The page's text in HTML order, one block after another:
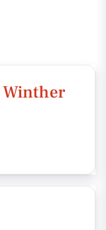
Winther